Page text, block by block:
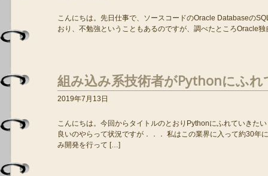
こんにちは。先日仕事で、ソースコードのOracle Databaseの
おり、不勉強ということもあるのですが、調べたところOracle
組み込み系技術者がPythonにふれ
2019年7月13日
こんにちは。今回からタイトルのとおりPythonにふれていきた
良いのやらって状況ですが．．． 私はこの業界に入って約30
み開発を行って […]